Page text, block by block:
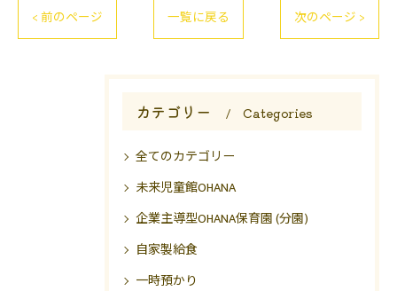
< 前のページ 一覧に戻る 次のページ >
カテゴリー Categories
全てのカテゴリー
未来児童館OHANA
企業主導型OHANA保育園 (分園)
自家製給食
一時預かり